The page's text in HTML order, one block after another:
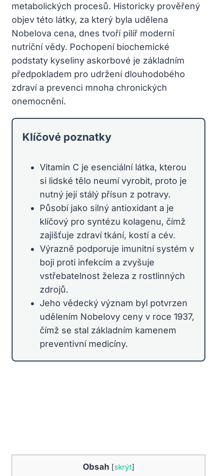
metabolických procesů. Historicky prověřený
objev této látky, za který byla udělena
Nobelova cena, dnes tvoří pilíř moderní
nutriční vědy. Pochopení biochemické
podstaty kyseliny askorbové je základním
předpokladem pro udržení dlouhodobého
zdraví a prevenci mnoha chronických
onemocnění.
Klíčové poznatky
Vitamin C je esenciální látka, kterou
si lidské tělo neumí vyrobit, proto je
nutný její stálý přísun z potravy.
Působí jako silný antioxidant a je
klíčový pro syntézu kolagenu, čímž
zajišťuje zdraví tkání, kostí a cév.
Výrazně podporuje imunitní systém v
boji proti infekcím a zvyšuje
vstřebatelnost železa z rostlinných
zdrojů.
Jeho vědecký význam byl potvrzen
udělením Nobelovy ceny v roce 1937,
čímž se stal základním kamenem
preventivní medicíny.
Obsah [skrýt]